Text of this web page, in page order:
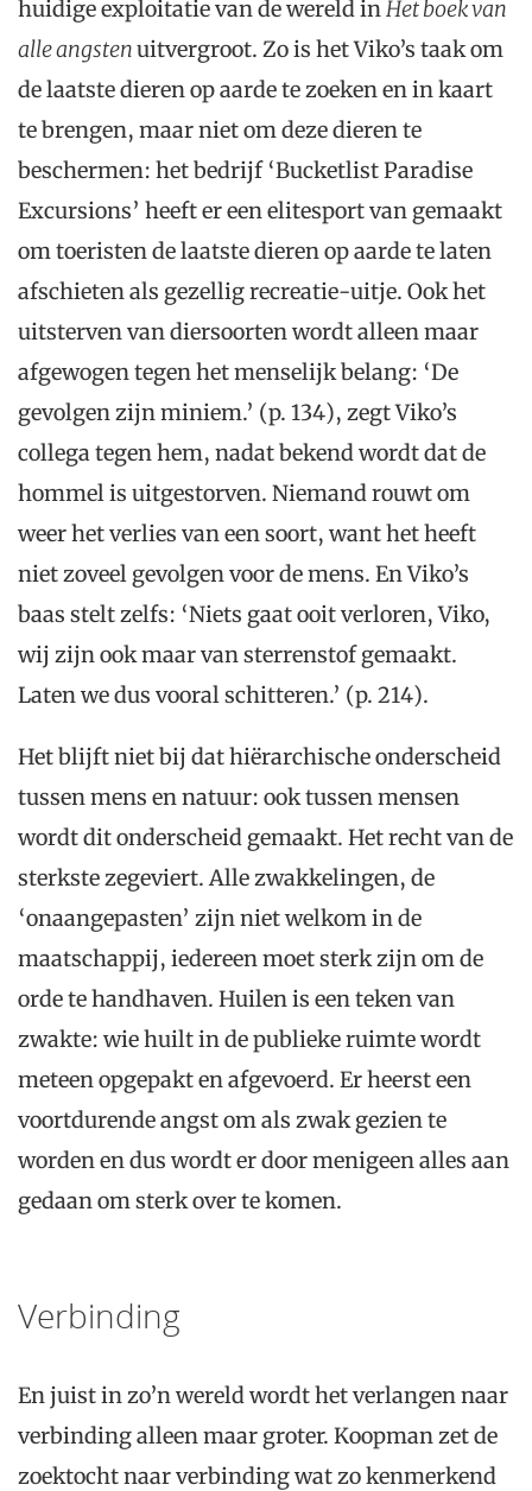
huidige exploitatie van de wereld inHet boek van
alle angstenuitvergroot. Zo is het Viko’s taak om
de laatste dieren op aarde te zoeken en in kaart
te brengen, maar niet om deze dieren te
beschermen: het bedrijf ‘Bucketlist Paradise
Excursions’ heeft er een elitesport van gemaakt
om toeristen de laatste dieren op aarde te laten
afschieten als gezellig recreatie-uitje. Ook het
uitsterven van diersoorten wordt alleen maar
afgewogen tegen het menselijk belang: ‘De
gevolgen zijn miniem.’ (p. 134), zegt Viko’s
collega tegen hem, nadat bekend wordt dat de
hommel is uitgestorven. Niemand rouwt om
weer het verlies van een soort, want het heeft
niet zoveel gevolgen voor de mens. En Viko’s
baas stelt zelfs: ‘Niets gaat ooit verloren, Viko,
wij zijn ook maar van sterrenstof gemaakt.
Laten we dus vooral schitteren.’ (p. 214).
Het blijft niet bij dat hiërarchische onderscheid
tussen mens en natuur: ook tussen mensen
wordt dit onderscheid gemaakt. Het recht van de
sterkste zegeviert. Alle zwakkelingen, de
‘onaangepasten’ zijn niet welkom in de
maatschappij, iedereen moet sterk zijn om de
orde te handhaven. Huilen is een teken van
zwakte: wie huilt in de publieke ruimte wordt
meteen opgepakt en afgevoerd. Er heerst een
voortdurende angst om als zwak gezien te
worden en dus wordt er door menigeen alles aan
gedaan om sterk over te komen.
Verbinding
En juist in zo’n wereld wordt het verlangen naar
verbinding alleen maar groter. Koopman zet de
zoektocht naar verbinding wat zo kenmerkend